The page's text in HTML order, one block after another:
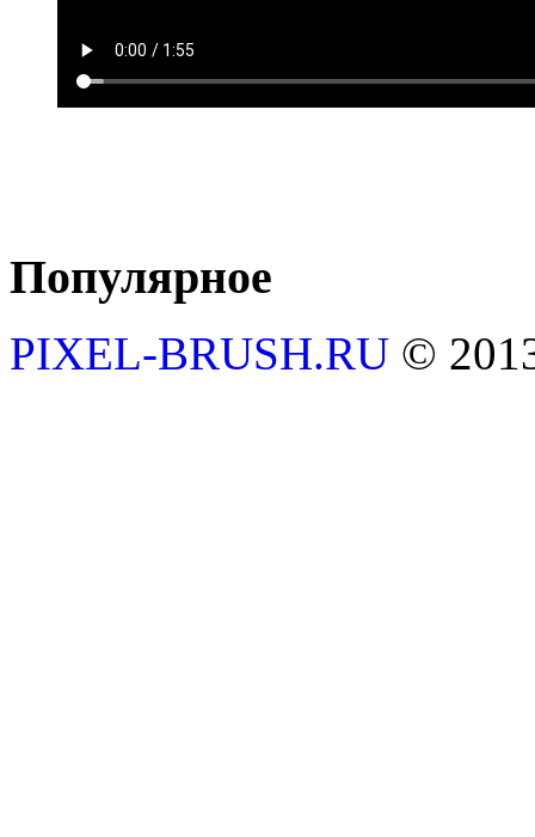
Популярное
PIXEL-BRUSH.RU ©